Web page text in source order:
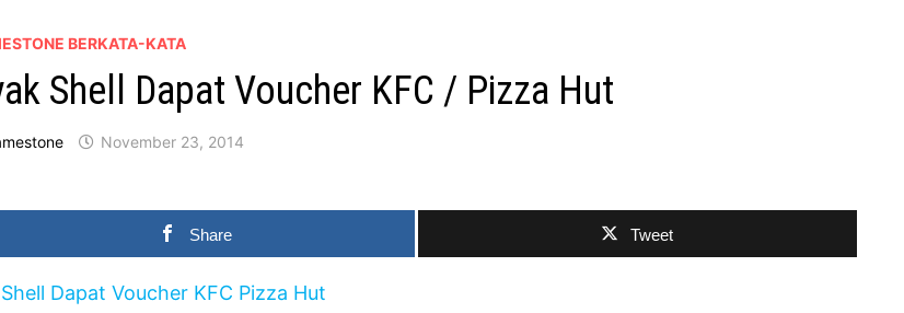
BERKATA-KATA
Shell Dapat Voucher KFC / Pizza Hut
November 23, 2014
Share Tweet